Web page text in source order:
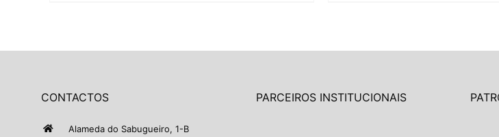
CONTACTOS
Alameda do Sabugueiro, 1-B
PARCEIROS INSTITUCIONAIS